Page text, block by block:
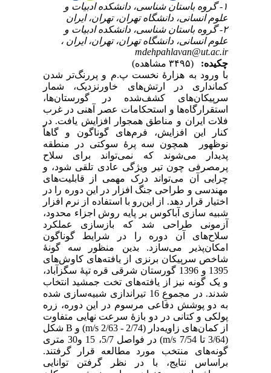
۱- گروه باستان شناسی، دانشکده ادبیات و
علوم انسانی، دانشگاه تهران، تهران، ایران
۲- گروه باستان شناسی، دانشکده ادبیات و
علوم انسانی، دانشگاه تهران، تهران، ایران ،
mdehpahlavan@ut.ac.ir
چکیده:
(۳۴۹۵ مشاهده)
با ورود به هزارۀ نخست پ.م و پررنگ‌تر شدن
کمانداری در ارتش‌های خاورنزدیک، شمار
سرپیکان‌های کشف‌شده در گورستان‌ها،
استقرارگاه‌ها و استحکامات عصر آهنی در غرب
فلات ایران و مناطق همجوار افزایش یافت. در
کنار این افزایش، فرم‌های گوناگون و گاهاً
نوظهور همچون سه پرۀ سوکتی در منطقه
پدیدار می‌شوند که نمی‌تواند برای سلاح
پرمصرفی چون تیر ویژگی عادی تلقی شود، و
چرایی آن می‌تواند درک مهمی از قابلیت‌های
مهندسی و طراحی جنگ افزار در این دوره را در
اختیار قرار دهد. از این‌رو با استفاده از نرم افزار
شبیه سازی آباکوس بر پایه روش اجزاء محدود،
آزمونی طراحی شد که بازسازی عملکرد
سلاح‌های آن دوره را در شرایط گوناگون
امکان‌پذیر می‌سازد. بدین منظور سه گونۀ
شاخص سرپیکان برنزی از یافته‌های کاوش‌های
1395 و 1396 گورستان شرقی قره تپۀ سگزآباد،
و یک گونه نیز از یافته‌های تخت جمشید انتخاب
شدند. در مجموعِ 16 تیراندازی شبیه‌سازی شده
به دو پوشش دفاعی مرسوم در این دوره، زره
پولکی و کتانی در دو بازۀ سرعت نهایی متفاوت
از کمان‌های زاویه‌دار (2/74 - 2/63 m/s) و B شکل
(3/64 تا 7/54 m/s) در فواصل 5/7، 15 و30 متری
گونه‌های منتخب مورد مطالعه قرار گرفتند.
براساس نتایج، با در نظر گرفتن توانایی